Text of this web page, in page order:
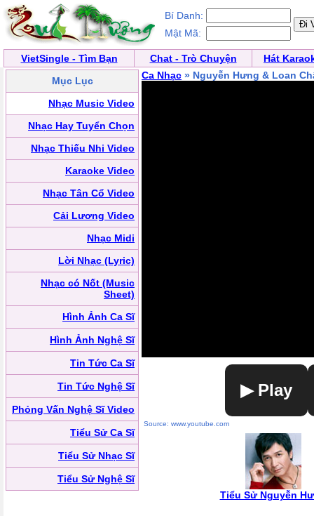
Bí Danh:
Mật Mã:
VietSingle - Tìm Bạn Chat - Trò Chuyện
Hát
Mục Lục
Nhạc Music Video
Nhạc Hay Tuyển Chọn
Nhạc Thiếu Nhi Video
Karaoke Video
Nhạc Tân Cổ Video
Cải Lương Video
Nhạc Midi
Lời Nhạc (Lyric)
Nhạc có Nốt (Music
Sheet)
Hình Ảnh Ca Sĩ
Hình Ảnh Nghệ Sĩ
Tin Tức Ca Sĩ
Tin Tức Nghệ Sĩ
Phỏng Vấn Nghệ Sĩ Video
Tiểu Sử Ca Sĩ
Tiểu Sử Nhạc Sĩ
Tiểu Sử Nghệ Sĩ
Ca Nhạc » Nguyễn Hưng & Loan
▶ Play
Source: www.youtube.com
Tiểu Sử Nguyễn